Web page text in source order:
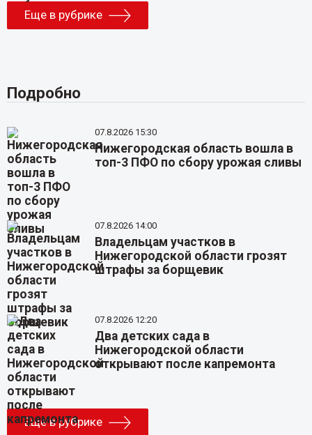
Еще в рубрике
Подробно
07.8.2026 15:30
Нижегородская область вошла в
топ-3 ПФО по сбору урожая сливы
07.8.2026 14:00
Владельцам участков в
Нижегородской области грозят
штрафы за борщевик
07.8.2026 12:20
Два детских сада в
Нижегородской области
открывают после капремонта
Еще в рубрике